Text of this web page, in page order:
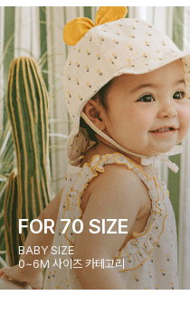
FOR 70 SIZE
BABY SIZE
0~6M 사이즈 카테고리